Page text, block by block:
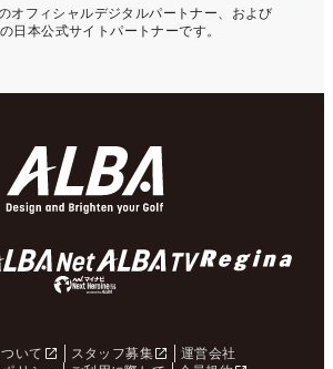
オフィシャルデジタルパートナー、および
日本公式サイトパートナーです。
いて スタッフ募集
運営会社